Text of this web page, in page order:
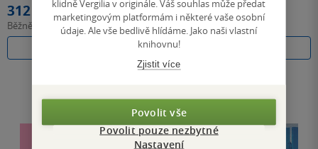
312 Kč
Běžně
289 Kč
Běžně 319 Kč
klidně Vergilia v originále. Váš souhlas může předat
marketingovým platformám i některé vaše osobní
údaje. Ale vše bedlivě hlídáme. Jako naši vlastní
knihovnu!
Zjistit více
Povolit vše
Povolit pouze nezbytné
Nastavení